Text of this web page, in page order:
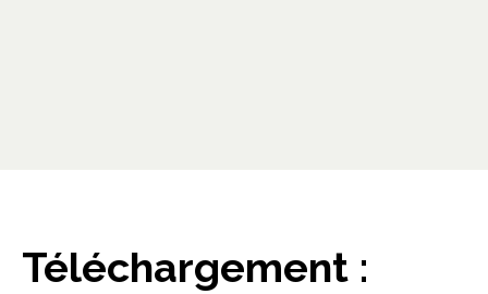
Téléchargement :